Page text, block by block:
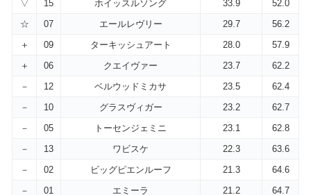
▽ 15 ホイッスルソング 33.9
52.0
☆
07 エールレヴリー 29.7
56.2
＋
09 ターキッシュアート 28.0
57.9
＋
06 クエイヴァー 23.7
62.2
－
12 ベルウッドミカサ 23.5
62.4
－
10 グラスヴィガー 23.2
62.7
－
05 トーセンジェミニ 23.1
62.8
－
13 ワビスケ 22.3
63.6
－
02 ビッグピエンルーフ 21.3
64.6
－
01 エミーラ 21.2
64.7